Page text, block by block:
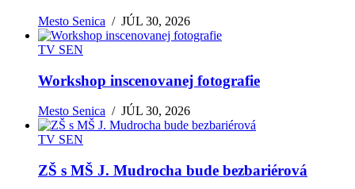
Mesto Senica /JÚL 30, 2026
TV SEN
Workshop inscenovanej fotografie
Mesto Senica /JÚL 30, 2026
TV SEN
ZŠ s MŠ J. Mudrocha bude bezbariérová